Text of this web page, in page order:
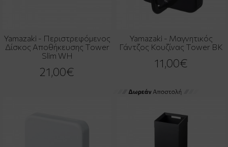
Yamazaki - Περιστρεφόμενος
Δίσκος Αποθήκευσης Tower
Slim WH
21,00€
Yamazaki - Μαγνητικός
Γάντζος Κουζίνας Tower BK
11,00€